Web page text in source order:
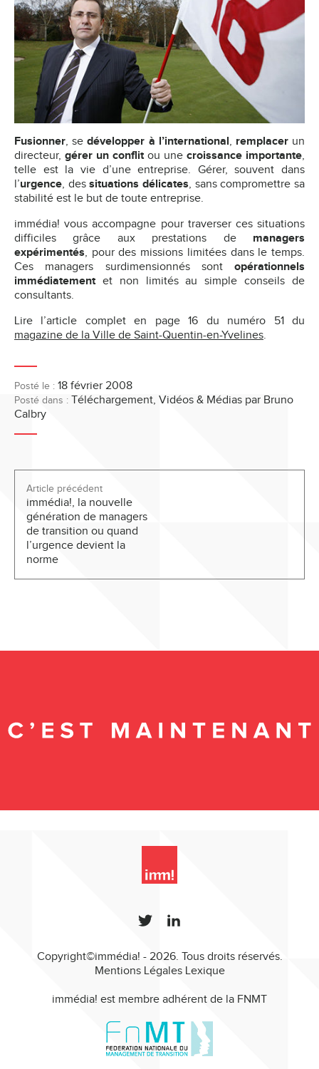
Fusionner, sedévelopper à l’international, remplacerun
directeur, gérer un conflitou une croissance importante,
telle est la vie d’une entreprise. Gérer, souvent dans
l’urgence, dessituations délicates, sans compromettre sa
stabilité est le but de toute entreprise.
immédia! vous accompagne pour traverser ces situations
difficiles grâce aux prestations de managers
expérimentés, pour des missions limitées dans le temps.
Ces managers surdimensionnés sont opérationnels
immédiatementet non limités au simple conseils de
consultants.
Lire l’article complet en page 16 du numéro 51 du
magazine de la Ville de Saint-Quentin-en-Yvelines.
Posté le : 18 février 2008
Posté dans : Téléchargement, Vidéos & Médias par Bruno
Calbry
Article précédent
immédia!, la nouvelle
génération de managers
de transition ou quand
l’urgence devient la
norme
Copyright©immédia! - 2026. Tous droits réservés.
Mentions Légales Lexique
immédia! est membre adhérent de la FNMT